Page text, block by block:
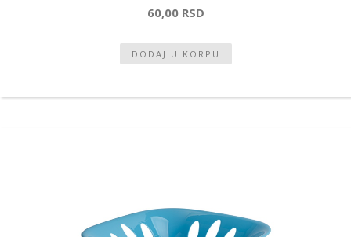
60,00 RSD